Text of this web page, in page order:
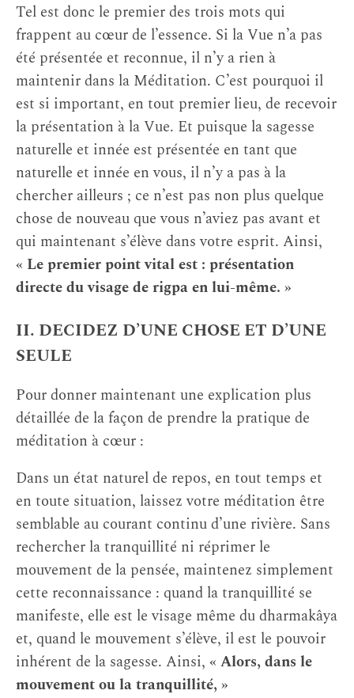
Tel est donc le premier des trois mots qui
frappent au cœur de l’essence. Si la Vue n’a pas
été présentée et reconnue, il n’y a rien à
maintenir dans la Méditation. C’est pourquoi il
est si important, en tout premier lieu, de recevoir
la présentation à la Vue. Et puisque la sagesse
naturelle et innée est présentée en tant que
naturelle et innée en vous, il n’y a pas à la
chercher ailleurs ; ce n’est pas non plus quelque
chose de nouveau que vous n’aviez pas avant et
qui maintenant s’élève dans votre esprit. Ainsi,
« Le premier point vital est : présentation
directe du visage de rigpa en lui-même. »
II. DECIDEZ D’UNE CHOSE ET D’UNE
SEULE
Pour donner maintenant une explication plus
détaillée de la façon de prendre la pratique de
méditation à cœur :
Dans un état naturel de repos, en tout temps et
en toute situation, laissez votre méditation être
semblable au courant continu d’une rivière. Sans
rechercher la tranquillité ni réprimer le
mouvement de la pensée, maintenez simplement
cette reconnaissance : quand la tranquillité se
manifeste, elle est le visage même du dharmakâya
et, quand le mouvement s’élève, il est le pouvoir
inhérent de la sagesse. Ainsi, « Alors, dans le
mouvement ou la tranquillité, »